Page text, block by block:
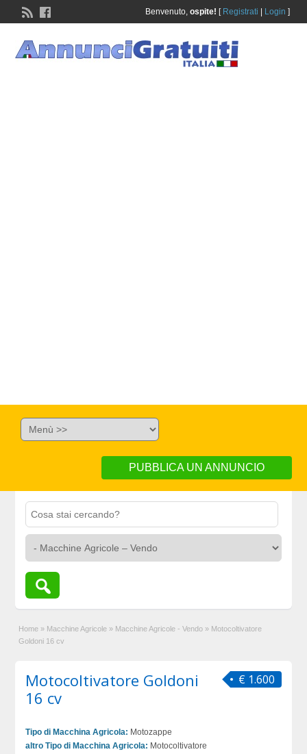
Benvenuto, ospite! [ Registrati Login ]
PUBBLICA UN ANNUNCIO
Home » Macchine Agricole » Macchine Agricole - Vendo » Motocoltivatore
Goldoni 16 cv
€ 1.600
Motocoltivatore Goldoni
16 cv
Tipo di Macchina Agricola: Motozappe
altro Tipo di Macchina Agricola: Motocoltivatore